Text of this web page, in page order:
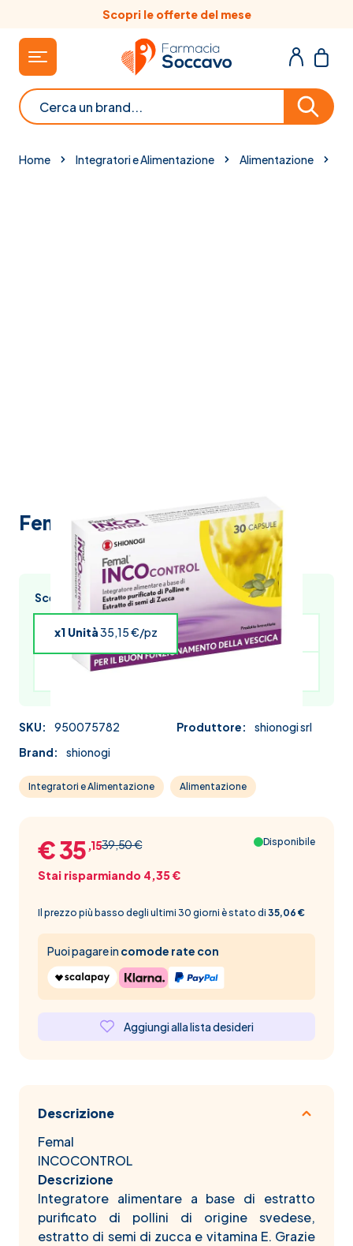
Salta al contenutoScopri le offerte del mese
Cerca
Home Integratori e Alimentazione Alimentazione
Femal incocontrol 30 capsule
Scegli l’acquisto multiplo e risparmia
x1 Unità35,15 €/pz x4 Unità34,45 €/pz
x5 Unità34,10 €/pz
SKU: 950075782 Produttore:
shionogi srl
Brand:
shionogi
Integratori e Alimentazione Alimentazione
39,50 €
€ 35 ,15
Stai risparmiando 4,35 €
Disponibile
Il prezzo più basso degli ultimi 30 giorni è stato di 35,06 €
Puoi pagare incomode rate con
Aggiungi alla lista desideri
Descrizione
Femal
INCOCONTROL
Descrizione
Integratore alimentare a base di estratto
purificato di pollini di origine svedese,
estratto di semi di zucca e vitamina E. Grazie